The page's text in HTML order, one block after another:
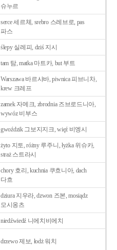
슈누르
serce 세르체, srebro 스레브로, pas
파스
ślepy 실레피, dziś 지시
tam 탐, matka 마트카, but 부트
Warszawa 바르샤바, piwnica 피브니차,
krew 크레프
zamek 자메크, zbrodnia 즈브로드니아,
wywóz 비부스
gwoździk 그보지지크, więź 비엥시
żyto 지토, różny 루주니, łyżka 위슈카,
straż 스트라시
chory 호리, kuchnia 쿠흐니아, dach
다흐
dziura 지우라, dzwon 즈본, mosiądz
모시옹츠
niedźwiedź 니에치비에치
drzewo 제보, łodż 워치